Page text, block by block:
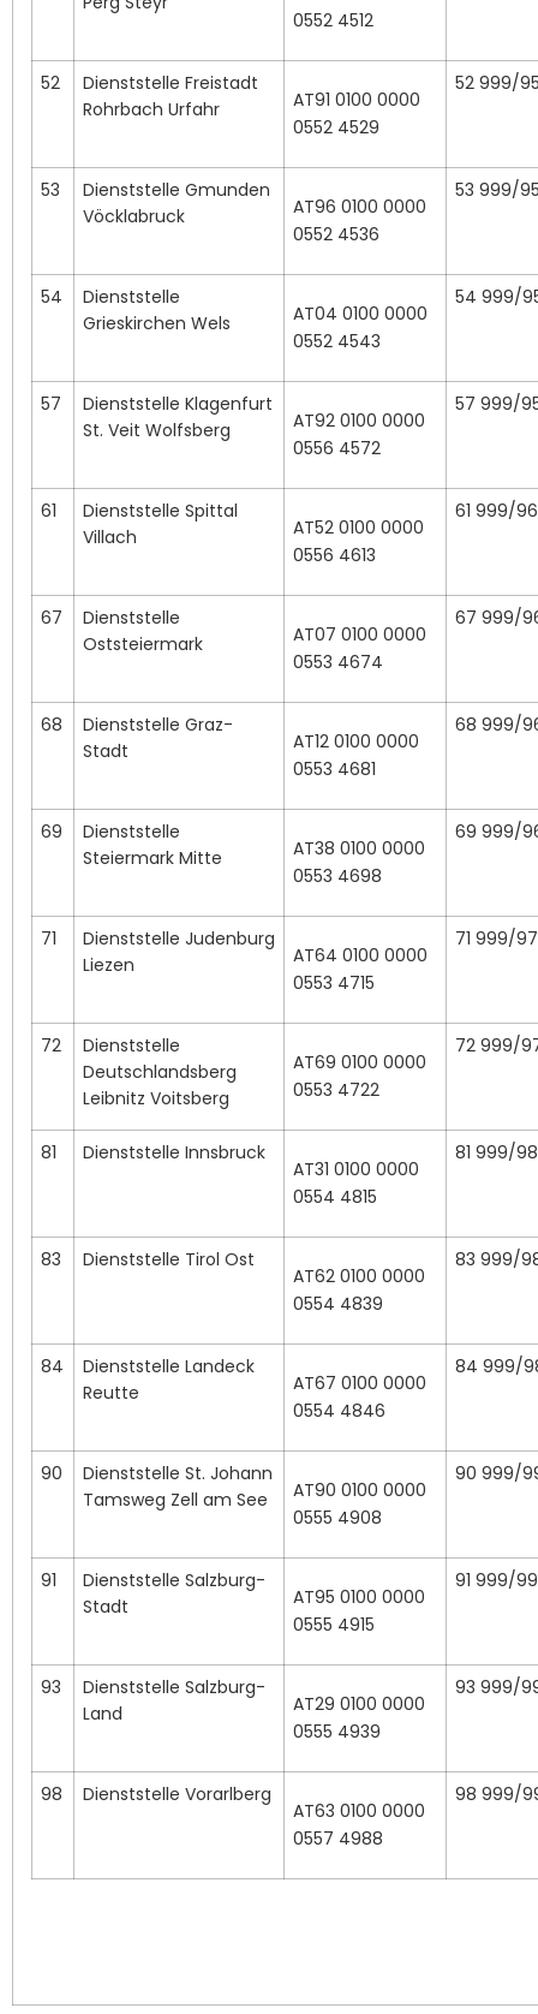
0552 4512
52
Dienststelle Freistadt
Rohrbach Urfahr
AT91 0100 0000
0552 4529
52 999/
53
Dienststelle Gmunden
Vöcklabruck
AT96 0100 0000
0552 4536
53 999/
54
Dienststelle
Grieskirchen Wels
AT04 0100 0000
0552 4543
54 999/
57
Dienststelle Klagenfurt
St. Veit Wolfsberg
AT92 0100 0000
0556 4572
57 999/
61
Dienststelle Spittal
Villach
AT52 0100 0000
0556 4613
61 999/
67
Dienststelle
Oststeiermark
AT07 0100 0000
0553 4674
67 999/
68
Dienststelle Graz-
Stadt
AT12 0100 0000
0553 4681
68 999/
69
Dienststelle
Steiermark Mitte
AT38 0100 0000
0553 4698
69 999/
71
Dienststelle Judenburg
Liezen
AT64 0100 0000
0553 4715
71 999/
72
Dienststelle
Deutschlandsberg
Leibnitz Voitsberg
AT69 0100 0000
0553 4722
72 999/
81 Dienststelle Innsbruck
AT31 0100 0000
0554 4815
81 999/
83 Dienststelle Tirol Ost
AT62 0100 0000
0554 4839
83 999/
84
Dienststelle Landeck
Reutte
AT67 0100 0000
0554 4846
84 999/
90
Dienststelle St. Johann
Tamsweg Zell am See
AT90 0100 0000
0555 4908
90 999/
91
Dienststelle Salzburg-
Stadt
AT95 0100 0000
0555 4915
91 999/
93
Dienststelle Salzburg-
Land
AT29 0100 0000
0555 4939
93 999/
98 Dienststelle Vorarlberg
AT63 0100 0000
0557 4988
98 999/